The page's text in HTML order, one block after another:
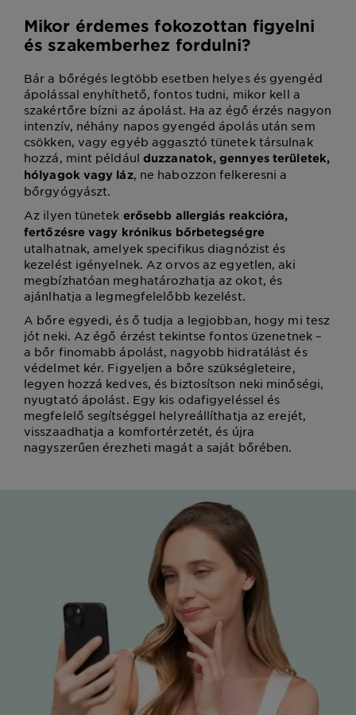
Mikor érdemes fokozottan figyelni
és szakemberhez fordulni?
Bár a bőrégés legtöbb esetben helyes és gyengéd
ápolással enyhíthető, fontos tudni, mikor kell a
szakértőre bízni az ápolást. Ha az égő érzés nagyon
intenzív, néhány napos gyengéd ápolás után sem
csökken, vagy egyéb aggasztó tünetek társulnak
hozzá, mint például duzzanatok, gennyes területek,
hólyagok vagy láz, ne habozzon felkeresni a
bőrgyógyászt.
Az ilyen tünetek erősebb allergiás reakcióra,
fertőzésre vagy krónikus bőrbetegségre
utalhatnak, amelyek specifikus diagnózist és
kezelést igényelnek. Az orvos az egyetlen, aki
megbízhatóan meghatározhatja az okot, és
ajánlhatja a legmegfelelőbb kezelést.
A bőre egyedi, és ő tudja a legjobban, hogy mi tesz
jót neki. Az égő érzést tekintse fontos üzenetnek –
a bőr finomabb ápolást, nagyobb hidratálást és
védelmet kér. Figyeljen a bőre szükségleteire,
legyen hozzá kedves, és biztosítson neki minőségi,
nyugtató ápolást. Egy kis odafigyeléssel és
megfelelő segítséggel helyreállíthatja az erejét,
visszaadhatja a komfortérzetét, és újra
nagyszerűen érezheti magát a saját bőrében.